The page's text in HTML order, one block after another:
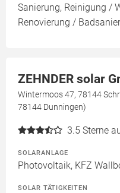
Sanierung, Reinigung /
Renovierung /
ZEHNDER solar
Wintermoos 47, 78144
78144 Dunningen)
3.5 Sterne
SOLARANLAGE
Photovoltaik, KFZ
SOLAR TÄTIGKEITEN